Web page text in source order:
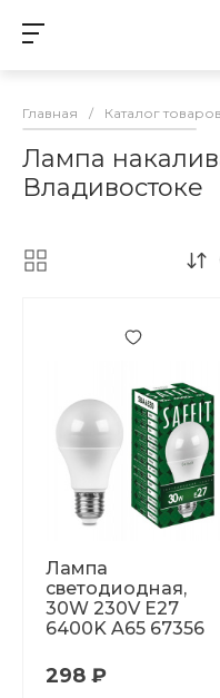
Главная / Каталог товаров
Лампа
Владивостоке
Лампа
светодиодная,
30W 230V E27
6400K A65 67356
298 ₽